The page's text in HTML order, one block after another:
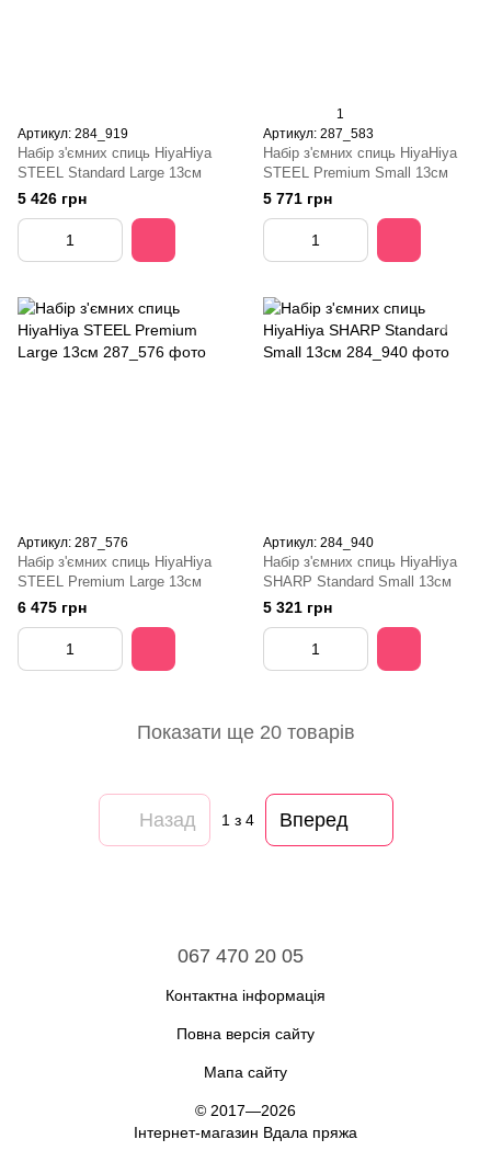
Артикул: 284_919
Набір з'ємних спиць HiyaHiya
STEEL Standard Large 13см
5 426 грн
1
Артикул: 287_583
Набір з'ємних спиць HiyaHiya
STEEL Premium Small 13cм
5 771 грн
Артикул: 287_576
Набір з'ємних спиць HiyaHiya
STEEL Premium Large 13cм
6 475 грн
Артикул: 284_940
Набір з'ємних спиць HiyaHiya
SHARP Standard Small 13см
5 321 грн
Показати ще 20 товарів
Назад 1 з 4 Вперед
067 470 20 05
Контактна інформація
Повна версія сайту
Мапа сайту
© 2017—2026
Інтернет-магазин Вдала пряжа